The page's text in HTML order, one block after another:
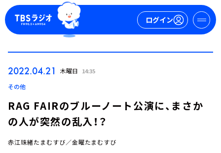
ログイン
2022.04.21 木曜日 14:35
その他
RAG FAIRのブルーノート公演に、まさか
の人が突然の乱入！？
赤江珠緒たまむすび／金曜たまむすび